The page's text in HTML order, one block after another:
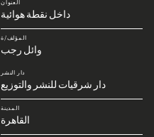
العنوان
داخل نقطة هوائية
المؤلف/ة
وائل رجب
دار النشر
دار شرقيات للنشر والتوزيع
المدينة
القاهرة